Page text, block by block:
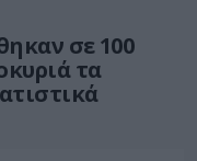
σε 100
τα